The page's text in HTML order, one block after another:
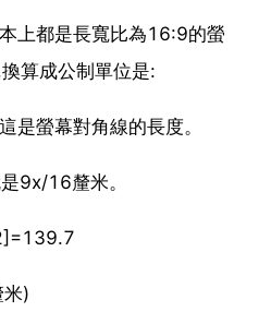
上都是長寬比為16:9的螢
算成公制單位是:
螢幕對角線的長度。
9x/16釐米。
)